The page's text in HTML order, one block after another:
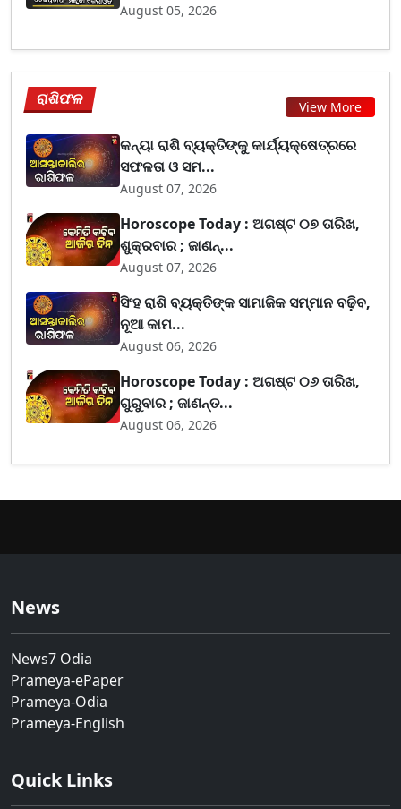
August 05, 2026
ରାଶିଫଳ View More
କନ୍ୟା ରାଶି ବ୍ୟକ୍ତିଙ୍କୁ କାର୍ଯ୍ୟକ୍ଷେତ୍ରରେ
ସଫଳତା ଓ ସମ...
August 07, 2026
Horoscope Today : ଅଗଷ୍ଟ ୦୭ ତାରିଖ,
ଶୁକ୍ରବାର ; ଜାଣନ୍...
August 07, 2026
ସିଂହ ରାଶି ବ୍ୟକ୍ତିଙ୍କ ସାମାଜିକ ସମ୍ମାନ ବଢ଼ିବ,
ନୂଆ କାମ...
August 06, 2026
Horoscope Today : ଅଗଷ୍ଟ ୦୬ ତାରିଖ,
ଗୁରୁବାର ; ଜାଣନ୍ତ...
August 06, 2026
News
News7 Odia
Prameya-ePaper
Prameya-Odia
Prameya-English
Quick Links